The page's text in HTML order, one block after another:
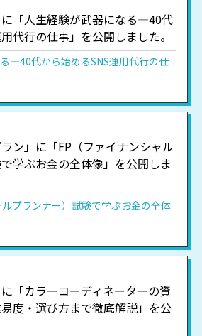
に「人生経験が武器になる―40代
代行の仕事」を公開しました。
―40代から始めるSNS運用代行の仕
ラン」に「FP（ファイナンシャル
学ぶお金の全体像」を公開しま
プランナー）試験で学ぶお金の全体
に「カラーコーディネーターの資
度・選び方まで徹底解説」を公